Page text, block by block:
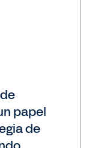
papel
de